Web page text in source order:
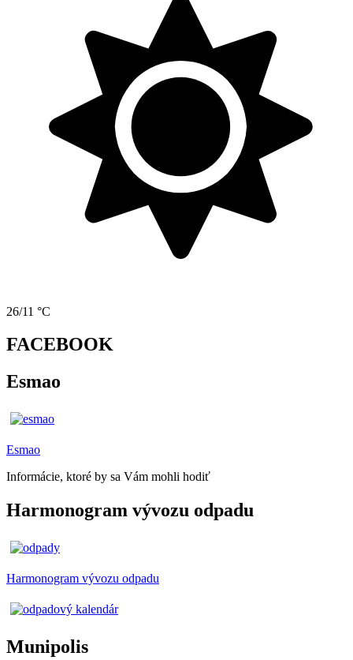
26/11 °C
FACEBOOK
Esmao
Esmao
Informácie, ktoré by sa Vám mohli hodiť
Harmonogram vývozu odpadu
Harmonogram vývozu odpadu
Munipolis